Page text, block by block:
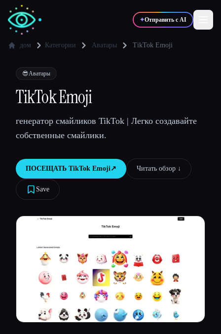
✦Отправить с AI
✍️Писатели
💻
🎓Студенты
Блог
Сравнить инструменты
дом Категории Аватары TikTok Emoji
😎Аватары
TikTok Emoji
генератор смайликов TikTok | Легко создавайте
собственные смайлики.
ПОСЕЩАТЬ TikTok Emoji↗︎ Читать обзор ↓︎
Save